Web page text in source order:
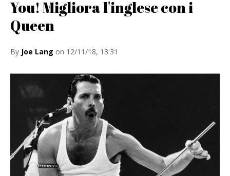
You! Migliora l'inglese con i
Queen
By Joe Lang on 12/11/18, 13:31